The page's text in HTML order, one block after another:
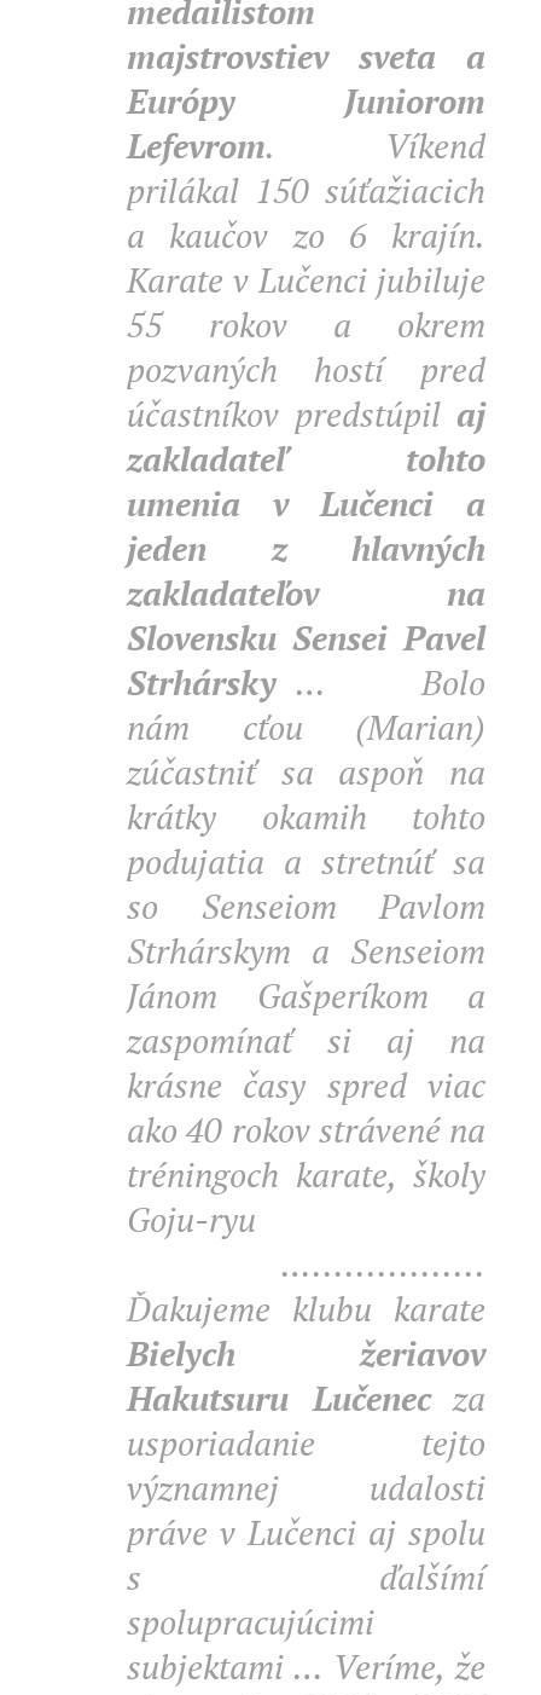
medailistom
majstrovstiev sveta a
Európy Juniorom
Lefevrom. Víkend
prilákal 150 súťažiacich
a kaučov zo 6 krajín.
Karate v Lučenci jubiluje
55 rokov a okrem
pozvaných hostí pred
účastníkov predstúpilaj
zakladateľ tohto
umenia v Lučenci a
jeden z hlavných
zakladateľov na
Slovensku Sensei Pavel
Strhársky … 👊 Bolo
nám cťou (Marian)
zúčastniť sa aspoň na
krátky okamih tohto
podujatia a stretnúť sa
so Senseiom Pavlom
Strhárskym a Senseiom
Jánom Gašperíkom a
zaspomínať si aj na
krásne časy spred viac
ako 40 rokov strávené na
tréningoch karate, školy
Goju-ryu 👊👊👊🧶
🔑…................
Ďakujeme klubu karate
Bielych žeriavov
Hakutsuru Lučenecza
usporiadanie tejto
významnej udalosti
práve v Lučenci aj spolu
s ďalšímí
spolupracujúcimi
subjektami … Veríme, že